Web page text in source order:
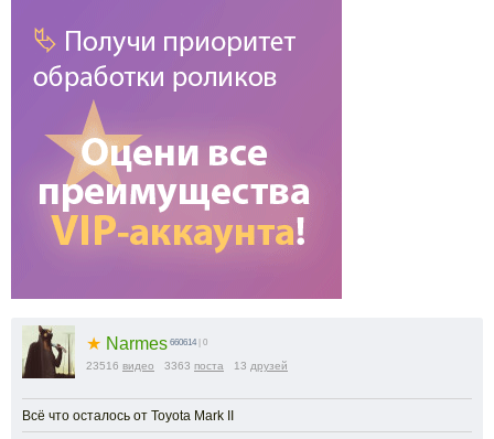
★ Narmes 660614 | 0
23516 видео 3363 поста 13 друзей
Всё что осталось от Toyota Mark II